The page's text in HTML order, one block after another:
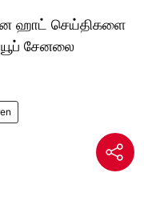
ஹாட் செய்திகளை
சேனலை